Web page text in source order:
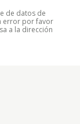
de datos de
error por favor
a la dirección